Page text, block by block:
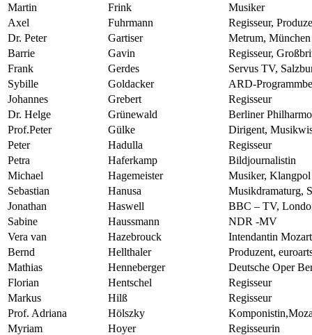
Martin
Frink
Musiker
Axel
Fuhrmann
Regisseur,
Dr. Peter
Gartiser
Metrum, München
Barrie
Gavin
Regisseur,
Frank
Gerdes
Servus TV,
Sybille
Goldacker
ARD-
Johannes
Grebert
Regisseur
Dr. Helge
Grünewald
Berliner
Prof.Peter
Gülke
Dirigent,
Peter
Hadulla
Regisseur
Petra
Haferkamp
Bildjournalistin
Michael
Hagemeister
Musiker, Klangpol
Sebastian
Hanusa
Musikdramaturg,
Jonathan
Haswell
BBC – TV,
Sabine
Haussmann
NDR -MV
Vera van
Hazebrouck
Intendantin
Bernd
Hellthaler
Produzent,
Mathias
Henneberger
Deutsche Oper
Florian
Hentschel
Regisseur
Markus
Hilß
Regisseur
Prof. Adriana
Hölszky
Myriam
Hoyer
Regisseurin